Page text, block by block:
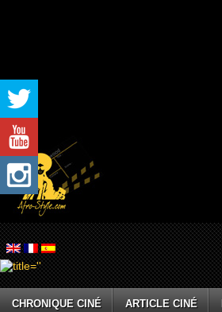
CHRONIQUE CINÉ ARTICLE CINÉ